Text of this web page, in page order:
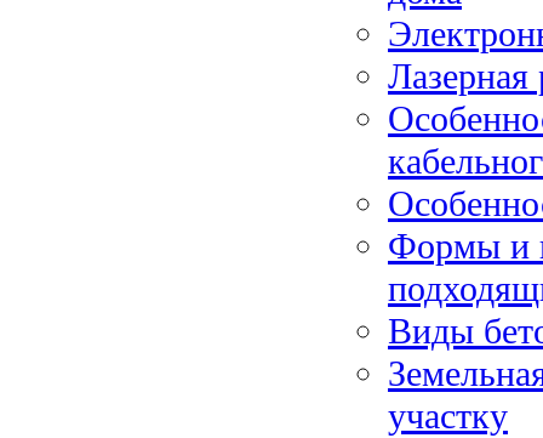
Лазерная
Формы и
Виды
участку